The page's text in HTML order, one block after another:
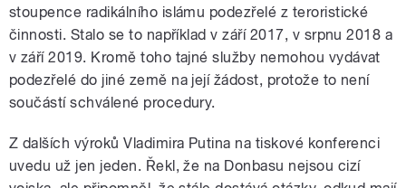
stoupence radikálního islámu podezřelé z teroristické
činnosti. Stalo se to například v září 2017, v srpnu 2018 a
v září 2019. Kromě toho tajné služby nemohou vydávat
podezřelé do jiné země na její žádost, protože to není
součástí schválené procedury.
Z dalších výroků Vladimira Putina na tiskové konferenci
uvedu už jen jeden. Řekl, že na Donbasu nejsou cizí